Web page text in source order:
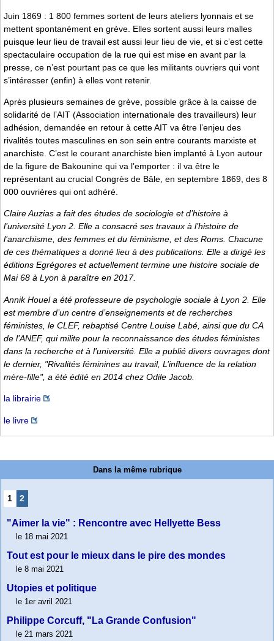
Juin 1869 : 1 800 femmes sortent de leurs ateliers lyonnais et se
mettent spontanément en grève. Elles sortent aussi leurs malles
puisque leur lieu de travail est aussi leur lieu de vie, et si c’est cette
spectaculaire occupation de la rue qui est mise en avant par la
presse, ce n’est pourtant pas ce que les militants ouvriers qui vont
s’intéresser (enfin) à elles vont retenir.
Après plusieurs semaines de grève, possible grâce à la caisse de
solidarité de l’AIT (Association internationale des travailleurs) leur
adhésion, demandée en retour à cette AIT va être l’enjeu des
rivalités toutes masculines en son sein entre courants marxiste et
anarchiste. C’est le courant anarchiste bien implanté à Lyon autour
de la figure de Bakounine qui va l’emporter : il va être le
représentant au crucial Congrès de Bâle, en septembre 1869, des 8
000 ouvrières qui ont adhéré.
Claire Auzias a fait des études de sociologie et d’histoire à
l’université Lyon 2. Elle a consacré ses travaux à l’histoire de
l’anarchisme, des femmes et du féminisme, et des Roms. Chacune
de ces thématiques a donné lieu à des publications. Elle a dirigé les
éditions Egrégores et actuellement termine une histoire sociale de
Mai 68 à Lyon à paraître en 2017.
Annik Houel a été professeure de psychologie sociale à Lyon 2. Elle
est membre d’un centre d’enseignements et de recherches
féministes, le CLEF, rebaptisé Centre Louise Labé, ainsi que du CA
de l’ANEF, qui milite pour la reconnaissance des études féministes
dans la recherche et à l’université. Elle a publié divers ouvrages dont
le dernier, "Rivalités féminines au travail, L’influence de la relation
mère-fille", a été édité en 2014 chez Odile Jacob.
la librairie
le livre
Dans la même rubrique
1 2
"Aimer la vie" : Rencontre avec Hellyette Bess
le 18 mai 2021
Tout est pour le mieux dans le pire des mondes
le 8 mai 2021
Utopies et politique
le 1er avril 2021
Philippe Corcuff, "La Grande Confusion"
le 21 mars 2021